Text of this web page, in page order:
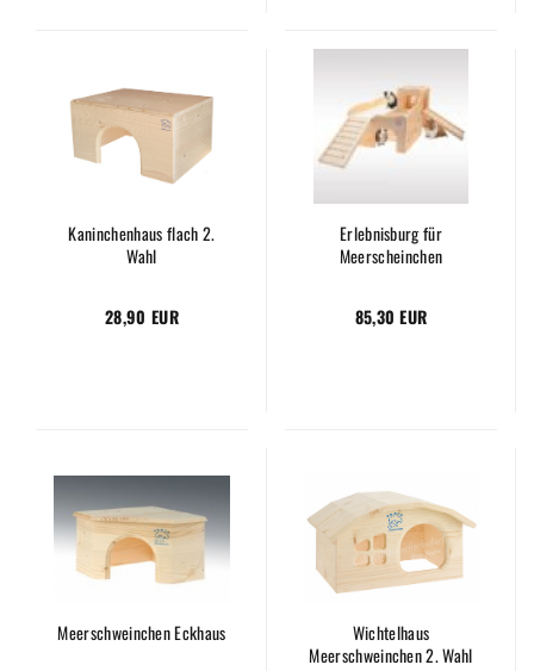
Kaninchenhaus flach 2.
Wahl
28,90 EUR
Erlebnisburg für
Meerscheinchen
85,30 EUR
Meerschweinchen Eckhaus
Wichtelhaus
Meerschweinchen 2. Wahl